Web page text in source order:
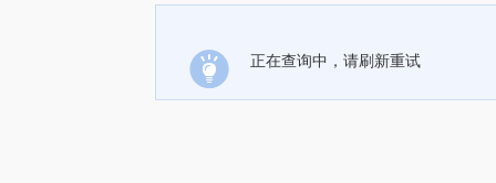
正在查询中，请刷新重试